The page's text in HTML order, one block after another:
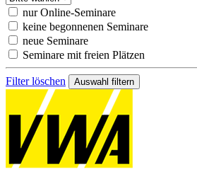
nur Online-Seminare
keine begonnenen Seminare
neue Seminare
Seminare mit freien Plätzen
Filter löschen